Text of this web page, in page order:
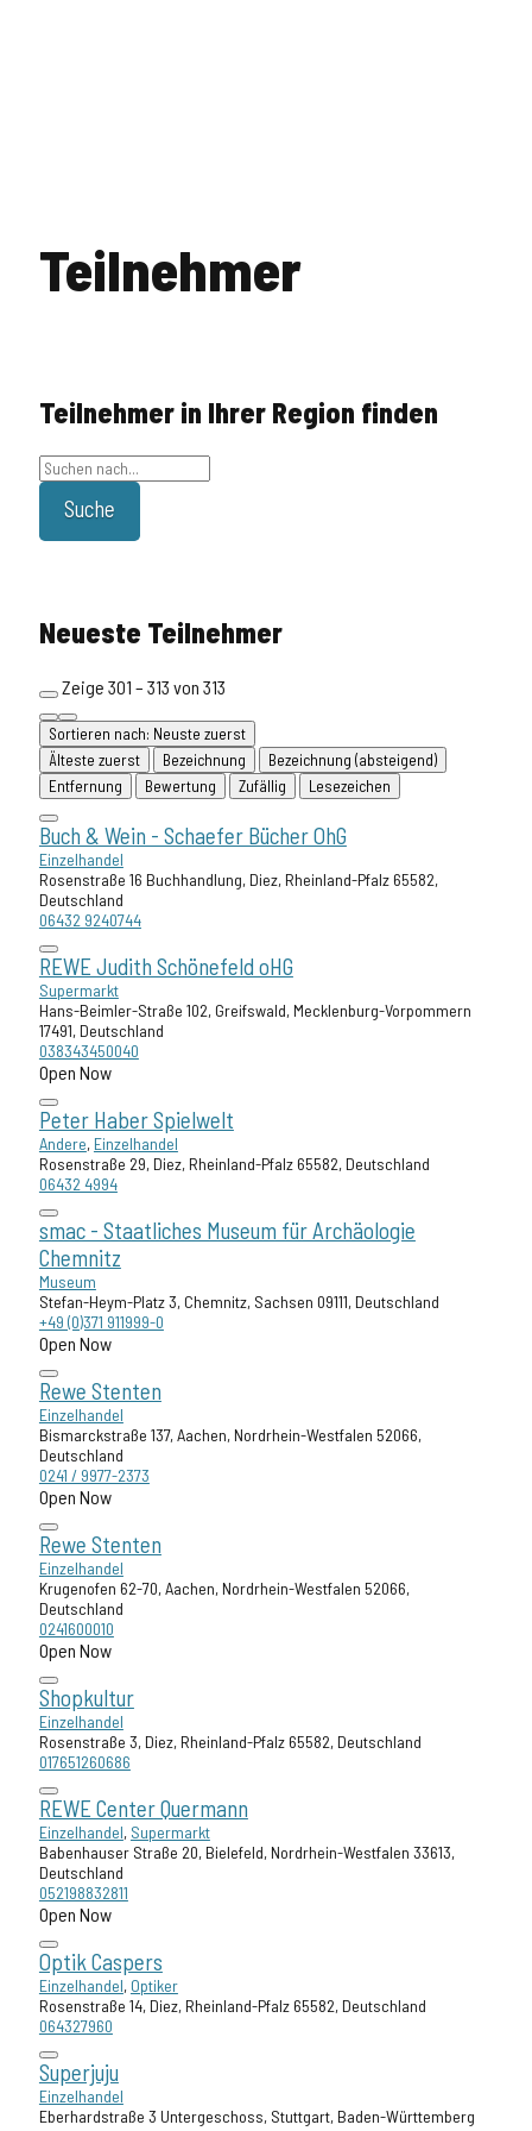
Teilnehmer
Teilnehmer in Ihrer Region finden
Suche
Neueste Teilnehmer
Zeige 301 – 313 von 313
Sortieren nach: Neuste zuerst
Älteste zuerst
Bezeichnung
Bezeichnung (absteigend)
Entfernung
Bewertung Zufällig Lesezeichen
Buch & Wein - Schaefer Bücher OhG
Einzelhandel
Rosenstraße 16 Buchhandlung, Diez, Rheinland-Pfalz 65582,
Deutschland
06432 9240744
REWE Judith Schönefeld oHG
Supermarkt
Hans-Beimler-Straße 102, Greifswald, Mecklenburg-Vorpommern
17491, Deutschland
038343450040
Open Now
Peter Haber Spielwelt
Andere, Einzelhandel
Rosenstraße 29, Diez, Rheinland-Pfalz 65582, Deutschland
06432 4994
smac - Staatliches Museum für Archäologie
Chemnitz
Museum
Stefan-Heym-Platz 3, Chemnitz, Sachsen 09111, Deutschland
+49 (0)371 911999-0
Open Now
Rewe Stenten
Einzelhandel
Bismarckstraße 137, Aachen, Nordrhein-Westfalen 52066,
Deutschland
0241 / 9977-2373
Open Now
Rewe Stenten
Einzelhandel
Krugenofen 62-70, Aachen, Nordrhein-Westfalen 52066,
Deutschland
0241600010
Open Now
Shopkultur
Einzelhandel
Rosenstraße 3, Diez, Rheinland-Pfalz 65582, Deutschland
017651260686
REWE Center Quermann
Einzelhandel, Supermarkt
Babenhauser Straße 20, Bielefeld, Nordrhein-Westfalen 33613,
Deutschland
052198832811
Open Now
Optik Caspers
Einzelhandel, Optiker
Rosenstraße 14, Diez, Rheinland-Pfalz 65582, Deutschland
064327960
Superjuju
Einzelhandel
Eberhardstraße 3 Untergeschoss, Stuttgart, Baden-Württemberg